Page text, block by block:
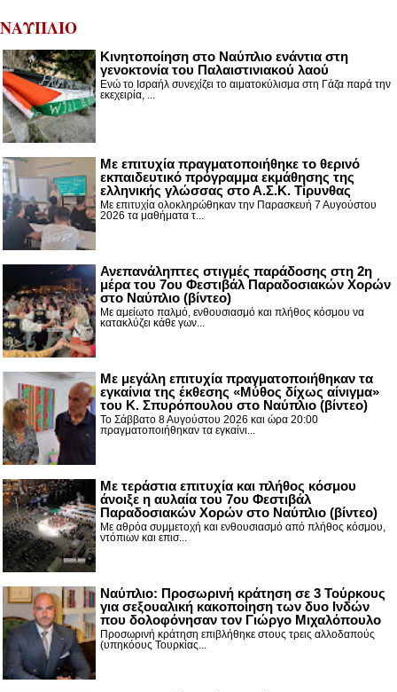
ΝΑΥΠΛΙΟ
Κινητοποίηση στο Ναύπλιο ενάντια στη
γενοκτονία του Παλαιστινιακού λαού
Ενώ το Ισραήλ συνεχίζει το αιματοκύλισμα στη Γάζα παρά την
εκεχειρία, ...
Με επιτυχία πραγματοποιήθηκε το θερινό
εκπαιδευτικό πρόγραμμα εκμάθησης της
ελληνικής γλώσσας στο Α.Σ.Κ. Τίρυνθας
Με επιτυχία ολοκληρώθηκαν την Παρασκευή 7 Αυγούστου
2026 τα μαθήματα τ...
Ανεπανάληπτες στιγμές παράδοσης στη 2η
μέρα του 7ου Φεστιβάλ Παραδοσιακών Χορών
στο Ναύπλιο (βίντεο)
Με αμείωτο παλμό, ενθουσιασμό και πλήθος κόσμου να
κατακλύζει κάθε γων...
Με μεγάλη επιτυχία πραγματοποιήθηκαν τα
εγκαίνια της έκθεσης «Μύθος δίχως αίνιγμα»
του Κ. Σπυρόπουλου στο Ναύπλιο (βίντεο)
Το Σάββατο 8 Αυγούστου 2026 και ώρα 20:00
πραγματοποιήθηκαν τα εγκαίνι...
Με τεράστια επιτυχία και πλήθος κόσμου
άνοιξε η αυλαία του 7ου Φεστιβάλ
Παραδοσιακών Χορών στο Ναύπλιο (βίντεο)
Με αθρόα συμμετοχή και ενθουσιασμό από πλήθος κόσμου,
ντόπιων και επισ...
Ναύπλιο: Προσωρινή κράτηση σε 3 Τούρκους
για σεξουαλική κακοποίηση των δυο Ινδών
που δολοφόνησαν τον Γιώργο Μιχαλόπουλο
Προσωρινή κράτηση επιβλήθηκε στους τρεις αλλοδαπούς
(υπηκόους Τουρκίας...